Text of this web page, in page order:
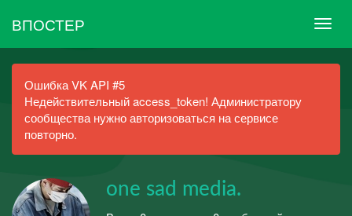
ВПОСТЕР
Ошибка VK API #5
Недействительный access_token! Администратору
сообщества нужно авторизоваться на сервисе
повторно.
one sad media.